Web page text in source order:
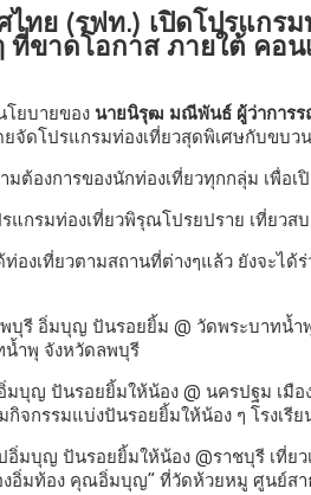
ไทย (รฟท.) เปิดโปรแก
ขาดโอกาส ภายใต้ คอ
โยบายของ นายนิรุฒ มณีพันธ์ ผู้ว่าการร
ยจัดโปรแกรมท่องเที่ยวสุดพิเศษกับข
องการของนักท่องเที่ยวทุกกลุ่ม เพื่อ
กรมท่องเที่ยวพิรุณโปรยปราย เที่ยว
งเที่ยวตามสถานที่ต่างๆแล้ว ยังจะไ
รี อิ่มบุญ ปันรอยยิ้ม @ วัดพระบาทน้
น้ำพุ จังหวัดลพบุรี
ญ ปันรอยยิ้มให้น้อง @ นครปฐม เมื
จกรรมแบ่งปันรอยยิ้มให้น้อง ๆ โรงเรี
บุญ ปันรอยยิ้มให้น้อง @ราชบุรี เที่ย
อิ่มท้อง คุณอิ่มบุญ” ที่วัดห้วยหมู ศูนย์สา